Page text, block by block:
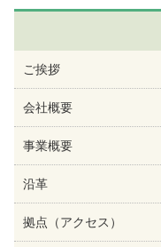
ご挨拶
会社概要
事業概要
沿革
拠点（アクセス）